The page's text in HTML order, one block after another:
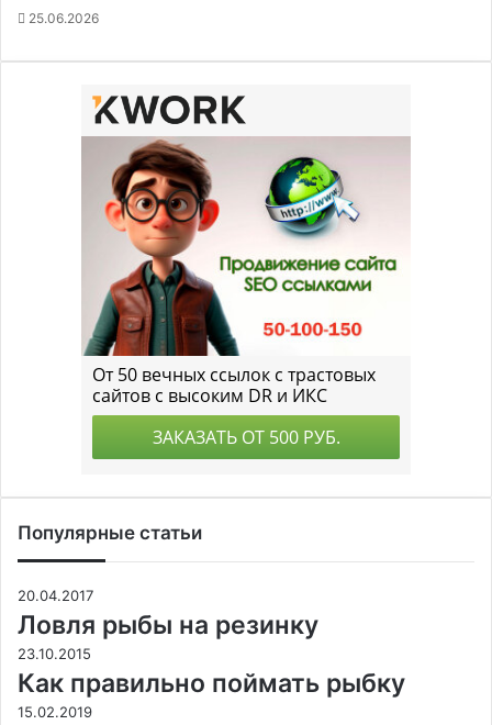
25.06.2026
Популярные статьи
20.04.2017
Ловля рыбы на резинку
23.10.2015
Как правильно поймать рыбку
15.02.2019